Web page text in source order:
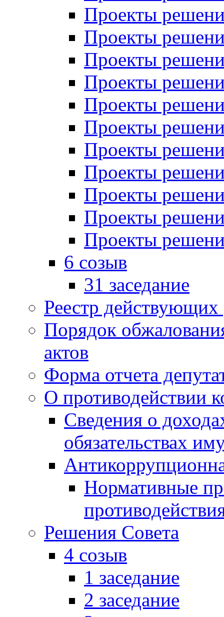
Проекты
Проекты
Проекты
Проекты
Проекты
Проекты
Проекты
Проекты
Проекты
Проекты
Проекты
6 созыв
31 заседание
Реестр
Порядок
актов
Форма отчета
О противодействии
Сведения о
обязательствах
Нормативные
Решения Совета
4 созыв
1 заседание
2 заседание